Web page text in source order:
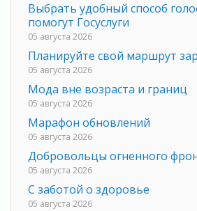
Выбрать удобный способ
помогут Госуслуги
05 августа 2026
Планируйте свой маршрут
05 августа 2026
Мода вне возраста и границ
05 августа 2026
Марафон обновлений
05 августа 2026
Добровольцы огненного
05 августа 2026
С заботой о здоровье
05 августа 2026